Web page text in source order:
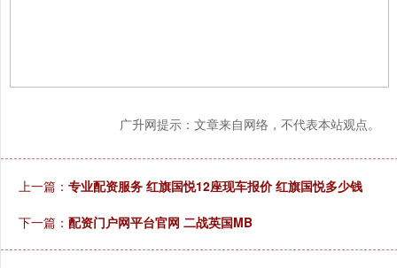
广升网提示：文章来自网络，不代表本站观点。
上一篇： 专业配资服务 红旗国悦12座现车报价 红旗国悦多少钱
下一篇： 配资门户网平台官网 二战英国MB